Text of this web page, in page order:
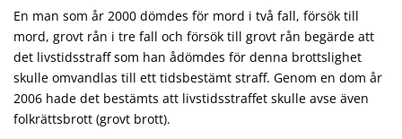
En man som år 2000 dömdes för mord i två fall, försök till
mord, grovt rån i tre fall och försök till grovt rån begärde att
det livstids­straff som han ådöm­des för denna brottslighet
skulle omvandlas till ett tidsbestämt straff. Genom en dom år
2006 hade det be­stämts att livstidsstraffet skulle avse även
folkrättsbrott (grovt brott).